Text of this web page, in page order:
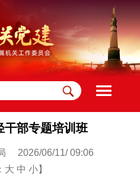
干部专题培训班
2026/06/11/ 09:06
大 中 小】